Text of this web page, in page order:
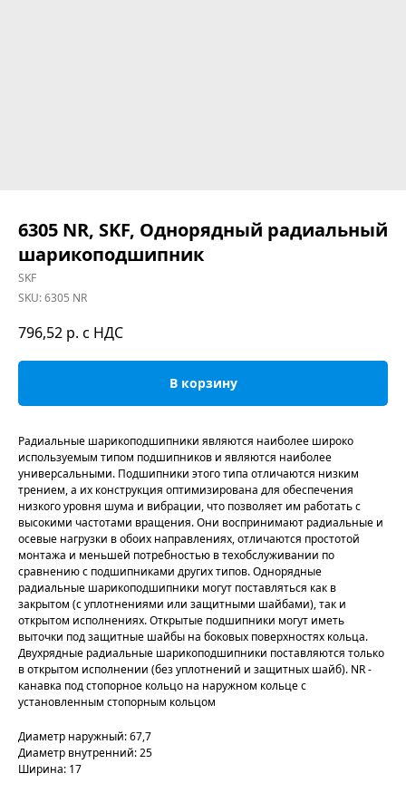
6305 NR, SKF, Однорядный радиальный
шарикоподшипник
SKF
SKU:6305 NR
796,52 р. с НДС
В корзину
Радиальные шарикоподшипники являются наиболее широко
используемым типом подшипников и являются наиболее
универсальными. Подшипники этого типа отличаются низким
трением, а их конструкция оптимизирована для обеспечения
низкого уровня шума и вибрации, что позволяет им работать с
высокими частотами вращения. Они воспринимают радиальные и
осевые нагрузки в обоих направлениях, отличаются простотой
монтажа и меньшей потребностью в техобслуживании по
сравнению с подшипниками других типов. Однорядные
радиальные шарикоподшипники могут поставляться как в
закрытом (с уплотнениями или защитными шайбами), так и
открытом исполнениях. Открытые подшипники могут иметь
выточки под защитные шайбы на боковых поверхностях кольца.
Двухрядные радиальные шарикоподшипники поставляются только
в открытом исполнении (без уплотнений и защитных шайб). NR -
канавка под стопорное кольцо на наружном кольце с
установленным стопорным кольцом
Диаметр наружный: 67,7
Диаметр внутренний: 25
Ширина: 17